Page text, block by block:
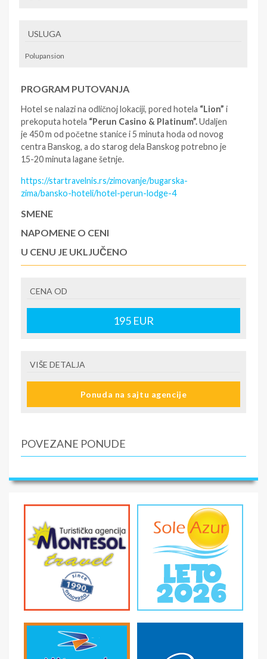
USLUGA
Polupansion
PROGRAM PUTOVANJA
Hotel se nalazi na odličnoj lokaciji, pored hotela “Lion” i
prekoputa hotela “Perun Casino & Platinum”.Udaljen
je 450 m od početne stanice i 5 minuta hoda od novog
centra Banskog, a do starog dela Banskog potrebno je
15-20 minuta lagane šetnje.
https://startravelnis.rs/zimovanje/bugarska-
zima/bansko-hoteli/hotel-perun-lodge-4
SMENE
NAPOMENE O CENI
U CENU JE UKLJUČENO
CENA OD
195 EUR
VIŠE DETALJA
Ponuda na sajtu agencije
POVEZANE PONUDE